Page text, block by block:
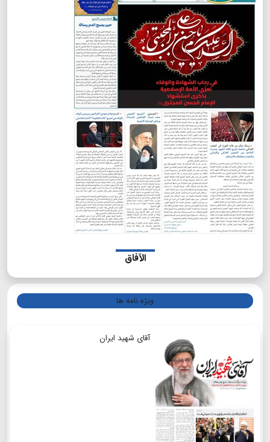
الآفاق
ویژه نامه ها
آقای شهید ایران